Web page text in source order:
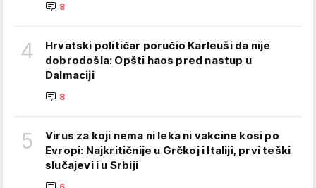
8
4
Hrvatski političar poručio Karleuši da nije
dobrodošla: Opšti haos pred nastup u
Dalmaciji
8
5
Virus za koji nema ni leka ni vakcine kosi po
Evropi: Najkritičnije u Grčkoj i Italiji, prvi teški
slučajevi i u Srbiji